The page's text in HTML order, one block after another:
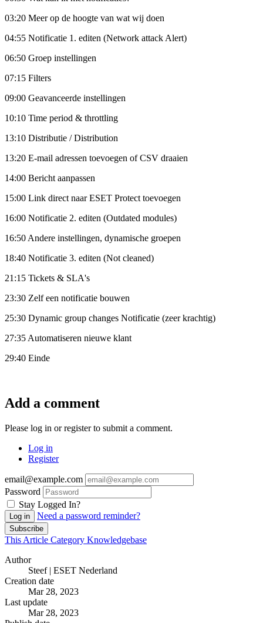
03:20 Meer op de hoogte van wat wij doen
04:55 Notificatie 1. editen (Network attack Alert)
06:50 Groep instellingen
07:15 Filters
09:00 Geavanceerde instellingen
10:10 Time period & throttling
13:10 Distributie / Distribution
13:20 E-mail adressen toevoegen of CSV draaien
14:00 Bericht aanpassen
15:00 Link direct naar ESET Protect toevoegen
16:00 Notificatie 2. editen (Outdated modules)
16:50 Andere instellingen, dynamische groepen
18:40 Notificatie 3. editen (Not cleaned)
21:15 Tickets & SLA's
23:30 Zelf een notificatie bouwen
25:30 Dynamic group changes Notificatie (zeer krachtig)
27:35 Automatiseren nieuwe klant
29:40 Einde
Add a comment
Please log in or register to submit a comment.
Log in
Register
email@example.com
Password
Stay Logged In?
Log in Need a password reminder?
Subscribe
This Article Category Knowledgebase
Author
Steef | ESET Nederland
Creation date
Mar 28, 2023
Last update
Mar 28, 2023